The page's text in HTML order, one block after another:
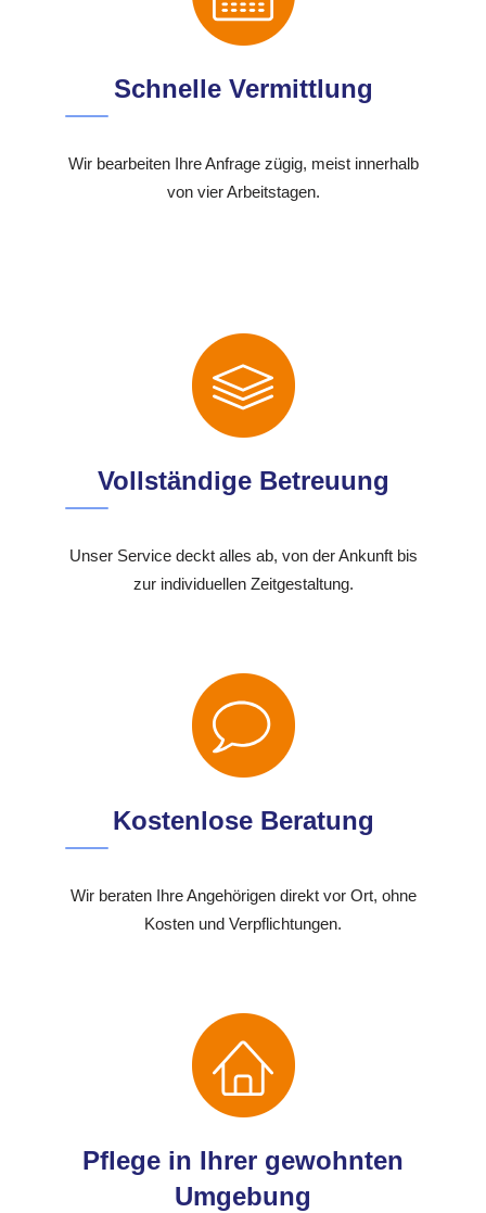
Schnelle Vermittlung
Wir bearbeiten Ihre Anfrage zügig, meist innerhalb
von vier Arbeitstagen.
Vollständige Betreuung
Unser Service deckt alles ab, von der Ankunft bis
zur individuellen Zeitgestaltung.
Kostenlose Beratung
Wir beraten Ihre Angehörigen direkt vor Ort, ohne
Kosten und Verpflichtungen.
Pflege in Ihrer gewohnten
Umgebung